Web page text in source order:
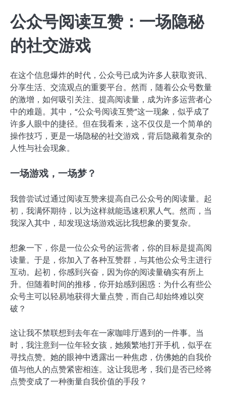
公众号阅读互赞：一场隐秘
的社交游戏
在这个信息爆炸的时代，公众号已成为许多人获取资讯、
分享生活、交流观点的重要平台。然而，随着公众号数量
的激增，如何吸引关注、提高阅读量，成为许多运营者心
中的难题。其中，“公众号阅读互赞”这一现象，似乎成了
许多人眼中的捷径。但在我看来，这不仅仅是一个简单的
操作技巧，更是一场隐秘的社交游戏，背后隐藏着复杂的
人性与社会现象。
一场游戏，一场梦？
我曾尝试过通过阅读互赞来提高自己公众号的阅读量。起
初，我满怀期待，以为这样就能迅速积累人气。然而，当
我深入其中，却发现这场游戏远比我想象的要复杂。
想象一下，你是一位公众号的运营者，你的目标是提高阅
读量。于是，你加入了各种互赞群，与其他公众号主进行
互动。起初，你感到兴奋，因为你的阅读量确实有所上
升。但随着时间的推移，你开始感到困惑：为什么有些公
众号主可以轻易地获得大量点赞，而自己却始终难以突
破？
这让我不禁联想到去年在一家咖啡厅遇到的一件事。当
时，我注意到一位年轻女孩，她频繁地打开手机，似乎在
寻找点赞。她的眼神中透露出一种焦虑，仿佛她的自我价
值与他人的点赞紧密相连。这让我思考，我们是否已经将
点赞变成了一种衡量自我价值的手段？